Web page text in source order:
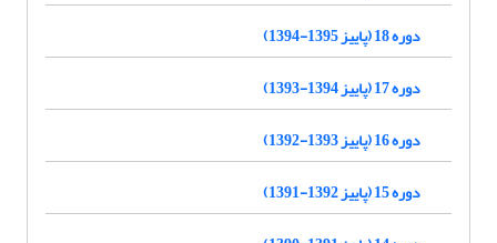
دوره 18 (پاییز 1395-1394)
دوره 17 (پاییز 1394-1393)
دوره 16 (پاییز 1393-1392)
دوره 15 (پاییز 1392-1391)